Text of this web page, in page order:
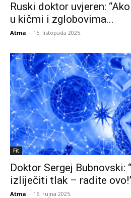
Ruski doktor uvjeren:
u kičmi i zglobovima...
Atma - 15. listopada 2025.
Fit
Doktor Sergej Bubnovski:
izliječiti tlak – radite
Atma - 16. rujna 2025.